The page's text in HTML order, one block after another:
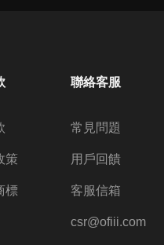
策
標
聯絡客服
常見問題
用戶回饋
客服信箱
csr@ofiii.com